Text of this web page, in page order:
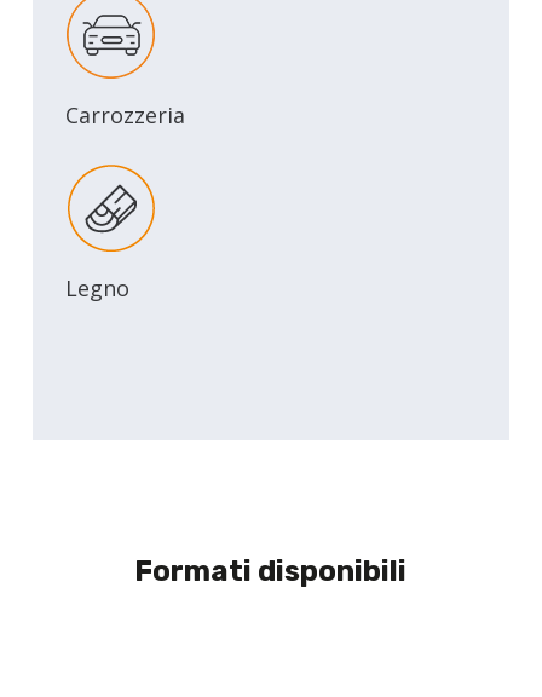
Carrozzeria
Legno
Formati disponibili